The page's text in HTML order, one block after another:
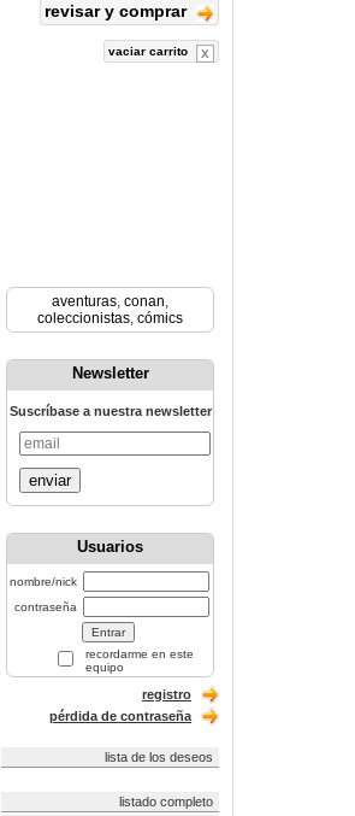
revisar y comprar
vaciar carrito
aventuras, conan,
coleccionistas, cómics
Newsletter
Suscríbase a nuestra newsletter
enviar
Usuarios
nombre/nick
contraseña
recordarme en este
equipo
registro
pérdida de contraseña
lista de los deseos
listado completo